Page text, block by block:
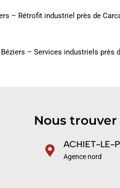
– Rétrofit industriel près de
– Services industriels près
Nous trouver
ACHIET-LE-
Agence nord